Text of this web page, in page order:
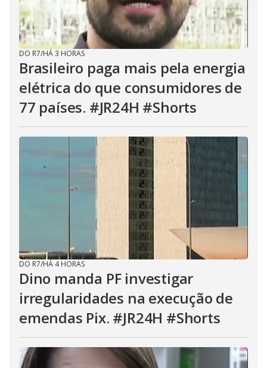
DO R7/HÁ 3 HORAS
Brasileiro paga mais pela energia
elétrica do que consumidores de
77 países. #JR24H #Shorts
DO R7/HÁ 4 HORAS
Dino manda PF investigar
irregularidades na execução de
emendas Pix. #JR24H #Shorts